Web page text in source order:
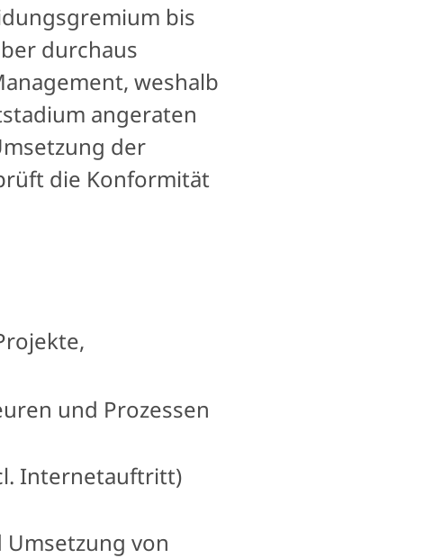
bis
durchaus
weshalb
angeraten
der
die Konformität
und Prozessen
Internetauftritt)
von